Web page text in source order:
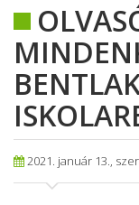
2021. január 13.,